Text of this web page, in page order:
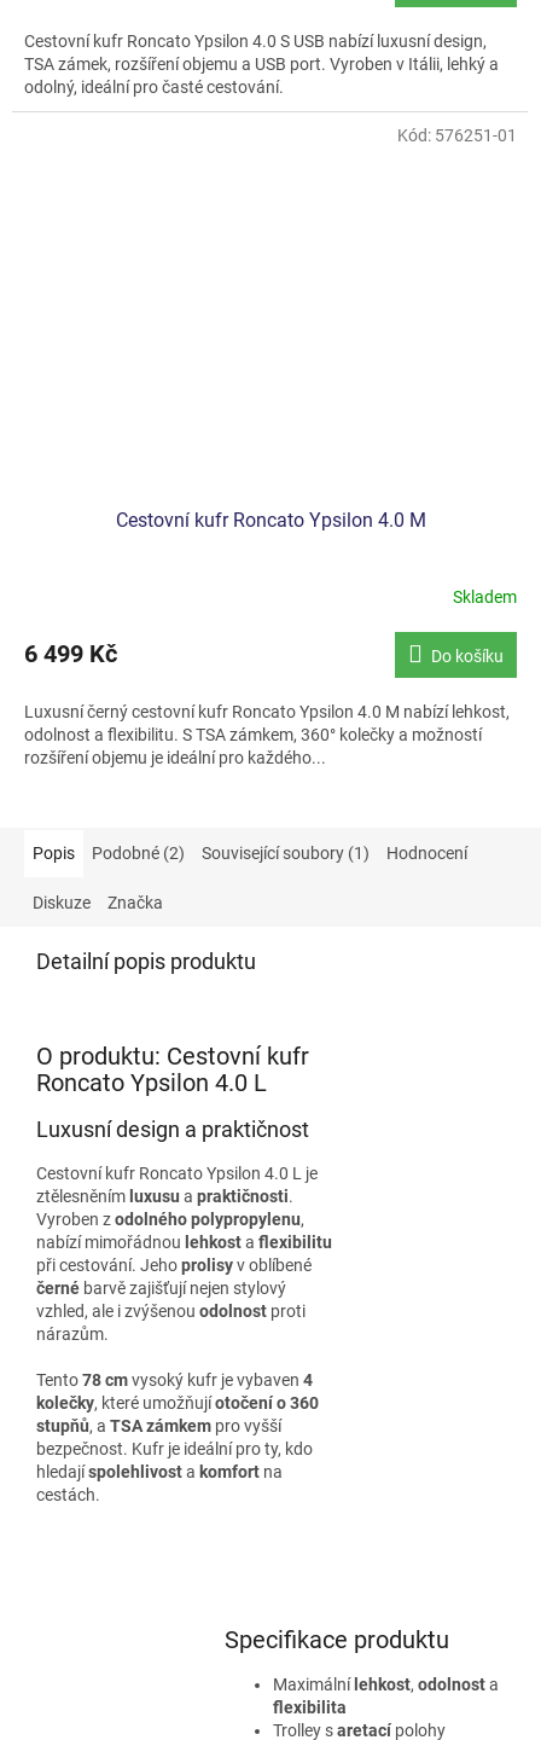
Cestovní kufr Roncato Ypsilon 4.0 S USB nabízí luxusní design,
TSA zámek, rozšíření objemu a USB port. Vyroben v Itálii, lehký a
odolný, ideální pro časté cestování.
Cestovní kufr Roncato Ypsilon 4.0 M
Skladem
6 499 Kč Do košíku
Luxusní černý cestovní kufr Roncato Ypsilon 4.0 M nabízí lehkost,
odolnost a flexibilitu. S TSA zámkem, 360° kolečky a možností
rozšíření objemu je ideální pro každého...
Kód: 576251-01
Popis Podobné (2) Související soubory (1) Hodnocení
Diskuze Značka
Detailní popis produktu
O produktu: Cestovní kufr
Roncato Ypsilon 4.0 L
Luxusní design a praktičnost
Cestovní kufr Roncato Ypsilon 4.0 L je
ztělesněním luxusu a praktičnosti.
Vyroben zodolného polypropylenu,
nabízí mimořádnou lehkosta flexibilitu
při cestování. Jehoprolisyv oblíbené
černé barvě zajišťují nejen stylový
vzhled, ale i zvýšenou odolnost proti
nárazům.
Tento78 cmvysoký kufr je vybaven 4
kolečky, které umožňujíotočení o 360
stupňů, a TSA zámkem pro vyšší
bezpečnost. Kufr je ideální pro ty, kdo
hledajíspolehlivosta komfort na
cestách.
Specifikace produktu
Maximálnílehkost, odolnosta
flexibilita
Trolley saretacípolohy